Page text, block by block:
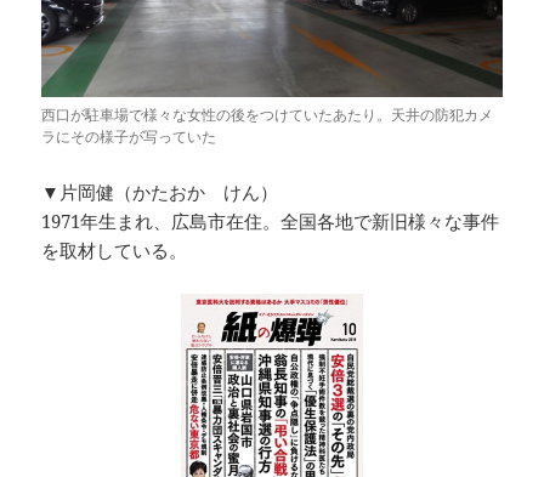
西口が駐車場で様々な女性の後をつけていたあたり。天井の防犯カメ
ラにその様子が写っていた
▼片岡健（かたおか けん）
1971年生まれ、広島市在住。全国各地で新旧様々な事件
を取材している。